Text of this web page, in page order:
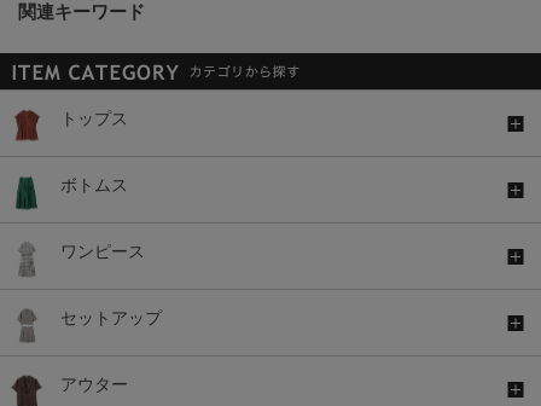
関連キーワード
トップス
ボトムス
ワンピース
セットアップ
アウター